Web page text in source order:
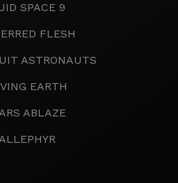
SPACE 9
FLESH
ASTRONAUTS
EARTH
ABLAZE